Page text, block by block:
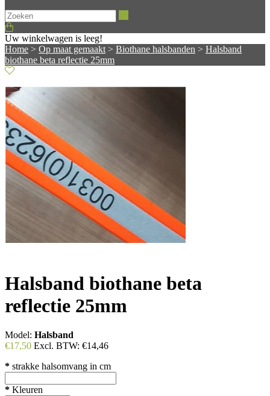
Uw winkelwagen is leeg!
Home > Op maat gemaakt > Biothane halsbanden > Halsband
biothane beta reflectie 25mm
Halsband biothane beta
reflectie 25mm
Model: Halsband
€17,50 Excl. BTW: €14,46
* strakke halsomvang in cm
* Kleuren